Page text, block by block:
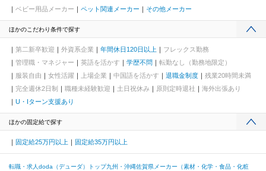
ベビー用品メーカー
ペット関連メーカー その他メーカー
ほかのこだわり条件で探す
第二新卒歓迎 外資系企業 年間休日120日以上
フレックス勤務
管理職・マネジャー
英語を活かす 学歴不問
転勤なし（勤務地限定）
服装自由
女性活躍 上場企業 中国語を活かす 退職金制度
残業20時間未満
完全週休2日制
職種未経験歓迎 土日祝休み 原則定時退社
海外出張あり
U・Iターン支援あり
ほかの固定給で探す
固定給25万円以上 固定給35万円以上
転職・求人doda（デューダ）トップ九州・沖縄佐賀県 メーカー（素材・化学・食品・化粧